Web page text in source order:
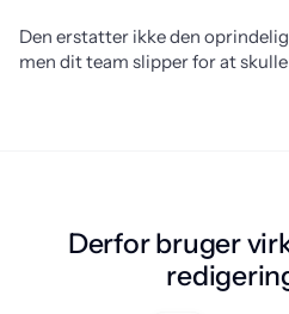
Den erstatter ikke den
men dit team slipper for at
Derfor bruger